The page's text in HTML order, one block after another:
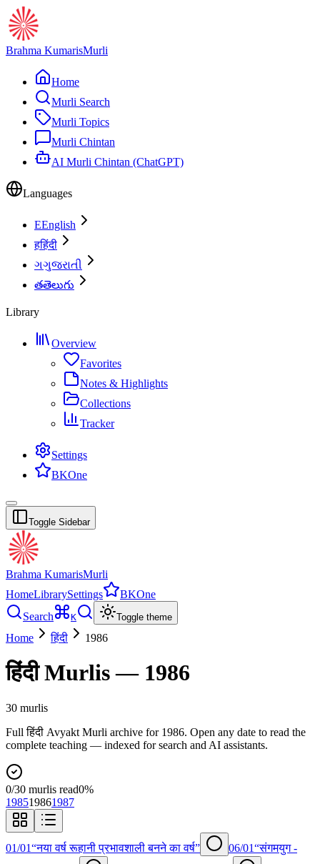
Brahma KumarisMurli
Home
Murli Search
Murli Topics
Murli Chintan
AI Murli Chintan (ChatGPT)
Languages
EEnglish
हहिंदी
ગગુજરાતી
తతెలుగు
Library
Overview
Favorites
Notes & Highlights
Collections
Tracker
Settings
BKOne
Toggle Sidebar
Brahma KumarisMurli
HomeLibrarySettings
BKOne
Search
K Toggle theme
Home हिंदी 1986
हिंदीMurlis — 1986
30 murlis
Fullहिंदी Avyakt Murli archive for 1986. Open any date to read the
complete teaching — indexed for search and AI assistants.
0/30 murlis read0%
198519861987
01/01“नया वर्ष रूहानी प्रभावशाली बनने का वर्ष” 06/01“संगमयुग -